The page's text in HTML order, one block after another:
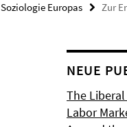
Europas
Zur
NEUE
The
Labor